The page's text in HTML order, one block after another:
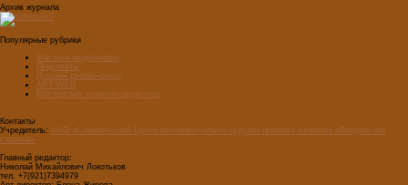
Архив журнала
Популярные рубрики
Мастера модернизма
Педсоветы
Детский дизайн-центр
ART WEB
Мастерская главного редактора
Контакты
Учредитель: АНО «Старорусский Центр интеллектуально-художественного развития «Введенская
сторона»
Главный редактор:
Николай Михайлович Локотьков
тел. +7(921)7394979